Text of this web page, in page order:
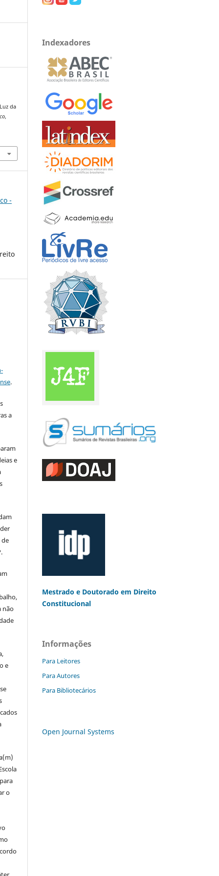
da
,
-
.
a
e
de
não
e
o
Indexadores
Mestrado e Doutorado em Direito
Constitucional
Informações
Para Leitores
Para Autores
Para Bibliotecários
Open Journal Systems